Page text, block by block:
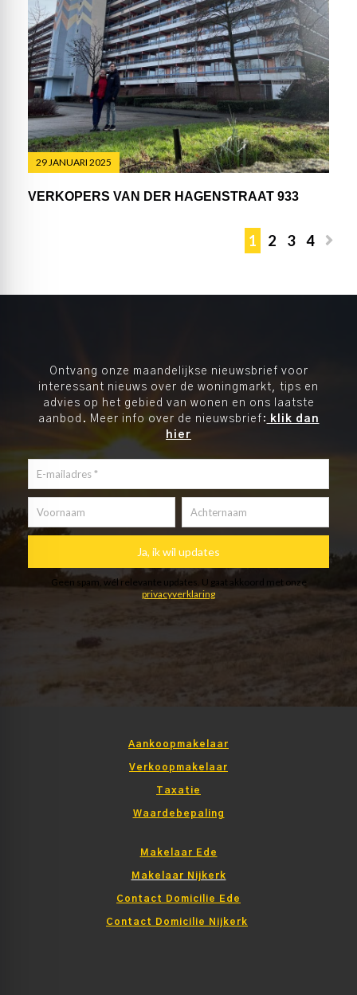
29 JANUARI 2025
VERKOPERS VAN DER HAGENSTRAAT 933
1 2 3 4
Ontvang onze maandelijkse nieuwsbrief voor
interessant nieuws over de woningmarkt, tips en
advies op het gebied van wonen en ons laatste
aanbod. Meer info over de nieuwsbrief: klik dan
hier
Aankoopmakelaar
Verkoopmakelaar
Taxatie
Waardebepaling
Makelaar Ede
Makelaar Nijkerk
Contact Domicilie Ede
Contact Domicilie Nijkerk